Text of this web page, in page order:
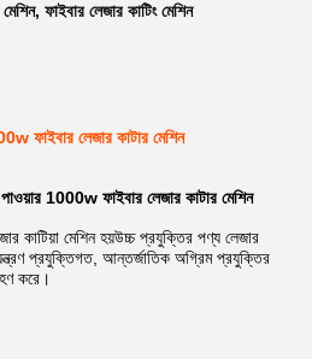
, ফাইবার লেজার কাটিং মেশিন
ফাইবার লেজার কাটার মেশিন
পাওয়ার 1000w ফাইবার লেজার কাটার মেশিন
কাটিয়া মেশিন হয়উচ্চ প্রযুক্তির পণ্য লেজার
প্রযুক্তিগত, আন্তর্জাতিক অগ্রিম প্রযুক্তির
করে।